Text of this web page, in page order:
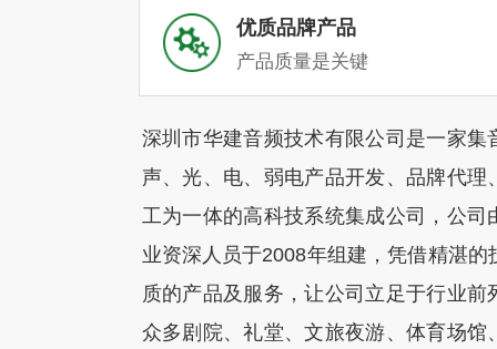
优质品牌产品
产品质量是关键
深圳市华建音频技术有限公司是一家集
声、光、电、弱电产品开发、品牌代理
工为一体的高科技系统集成公司，公司
业资深人员于2008年组建，凭借精湛的
质的产品及服务，让公司立足于行业前
众多剧院、礼堂、文旅夜游、体育场馆